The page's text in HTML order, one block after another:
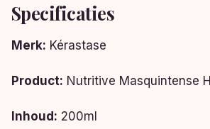
Specificaties
Merk: Kérastase
Product: Nutritive Masquintense
Inhoud: 200ml